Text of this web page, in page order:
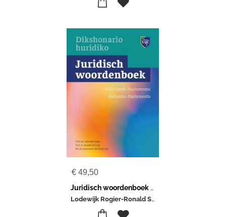
€ 49,50
Juridisch woordenboek Nederlands-Papiamentu
Lodewijk Rogier-Ronald Severing-Annemarie Marchena-Slot